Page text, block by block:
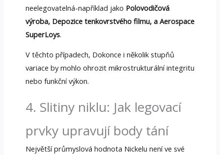
neelegovatelná-například jako Polovodičová
výroba, Depozice tenkovrstvého filmu, a Aerospace
SuperLoys.
V těchto případech, Dokonce i několik stupňů
variace by mohlo ohrozit mikrostrukturální integritu
nebo funkční výkon.
4. Slitiny niklu: Jak legovací
prvky upravují body tání
Největší průmyslová hodnota Nickelu není ve své